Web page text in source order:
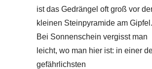
ist das Gedrängel oft groß vor
kleinen Steinpyramide am Gipfel.
Bei Sonnenschein vergisst man
leicht, wo man hier ist: in einer
gefährlichsten